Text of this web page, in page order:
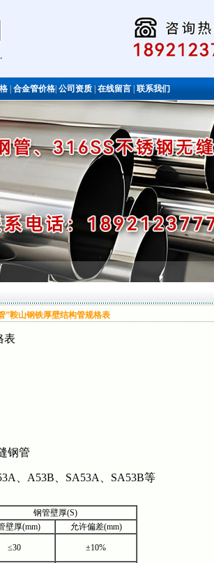
合金管价格公司资质在线留言|联系我们
”鞍山钢铁厚壁结构管规格表
表
钢管
、A53B、SA53A、SA53B等
钢管壁厚(S)
壁厚(mm)
允许偏差(mm)
≤30 ±10%